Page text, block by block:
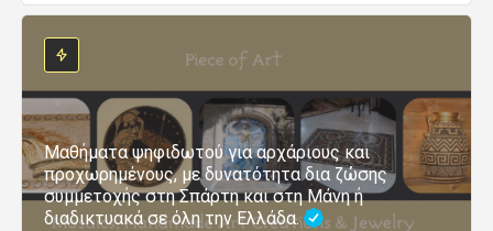
Μαθήματα ψηφιδωτού για αρχάριους και
προχωρημένους, με δυνατότητα δια ζώσης
συμμετοχής στη Σπάρτη και στη Μάνη ή
διαδικτυακά σε όλη την Ελλάδα.